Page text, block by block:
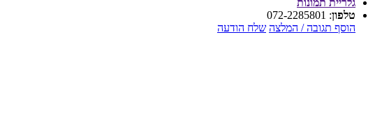
גלריית תמונות
טלפון:
072-2285801
הוסף תגובה / המלצה שלח הודעה